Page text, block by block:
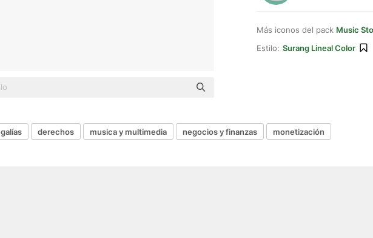
Más iconos del pack Music
Estilo: Surang Lineal Color
derechos musica y multimedia negocios y finanzas monetización